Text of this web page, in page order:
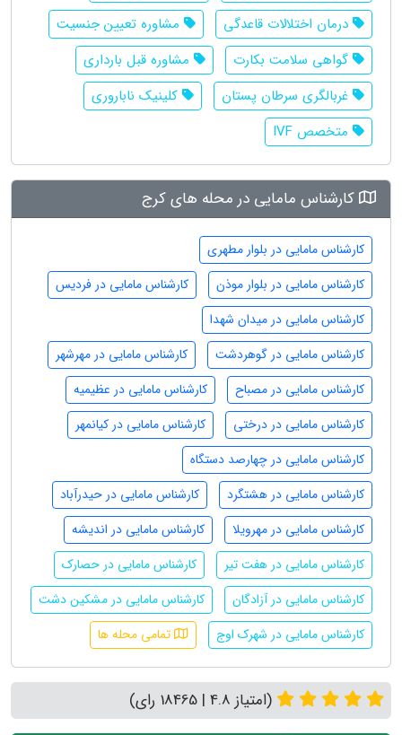
درمان اختلالات قاعدگی
مشاوره تعیین جنسیت
گواهی سلامت بکارت
مشاوره قبل بارداری
غربالگری سرطان پستان
کلینیک ناباروری
متخصص IVF
کارشناس مامایی در محله های کرج
کارشناس مامایی در بلوار مطهری
کارشناس مامایی در بلوار موذن
کارشناس مامایی در فردیس
کارشناس مامایی در میدان شهدا
کارشناس مامایی در گوهردشت
کارشناس مامایی در مهرشهر
کارشناس مامایی در مصباح
کارشناس مامایی در عظیمیه
کارشناس مامایی در درختی
کارشناس مامایی در کیانمهر
کارشناس مامایی در چهارصد دستگاه
کارشناس مامایی در هشتگرد
کارشناس مامایی در حیدرآباد
کارشناس مامایی در مهرویلا
کارشناس مامایی در اندیشه
کارشناس مامایی در هفت تیر
کارشناس مامایی در حصارک
کارشناس مامایی در آزادگان
کارشناس مامایی در مشکین دشت
کارشناس مامایی در شهرک اوج
تمامی محله ها
(امتیاز 4.8 | 18465 رای)